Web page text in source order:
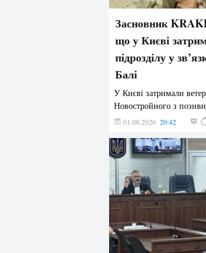
Засновник
що у Києві
підрозділу у
Балі
У Києві затримали
Новостройного з
01.08.2026 20:42